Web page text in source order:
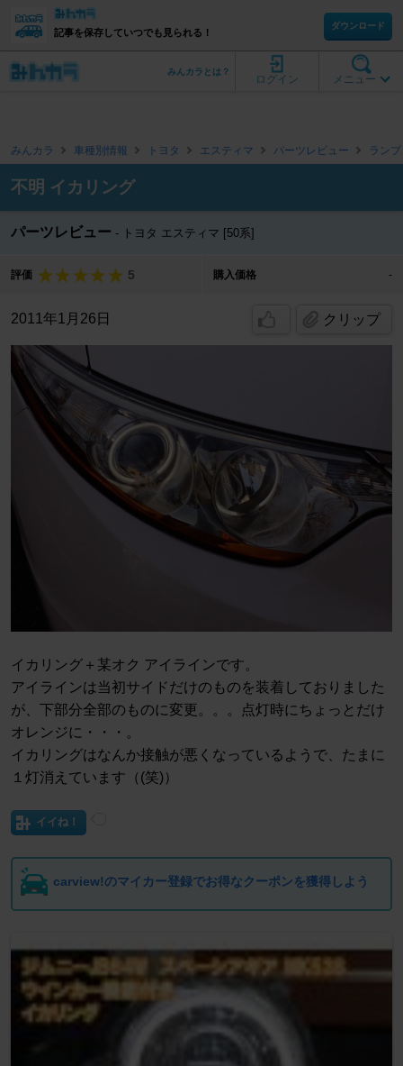
記事を保存していつでも見られる！
ダウンロード
メニュー
ログイン
みんカラとは？
みんカラ 車種別情報 トヨタ エスティマ パーツレビュー ラン
不明 イカリング
パーツレビュー トヨタ エスティマ [50系]
評価 5 購入価格 -
2011年1月26日 クリップ
イカリング＋某オク アイラインです。
アイラインは当初サイドだけのものを装着しておりました
が、下部分全部のものに変更。。。点灯時にちょっとだけ
オレンジに・・・。
イカリングはなんか接触が悪くなっているようで、たまに
１灯消えています（(笑)）
イイね！
carview!のマイカー登録でお得なクーポンを獲得しよう